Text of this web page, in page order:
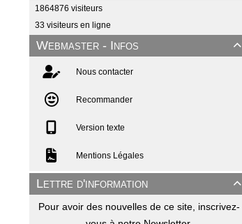
1864876 visiteurs
33 visiteurs en ligne

Webmaster - Infos
Nous contacter
Recommander
Version texte
Mentions Légales

Lettre d'information
Pour avoir des nouvelles de ce site, inscrivez-